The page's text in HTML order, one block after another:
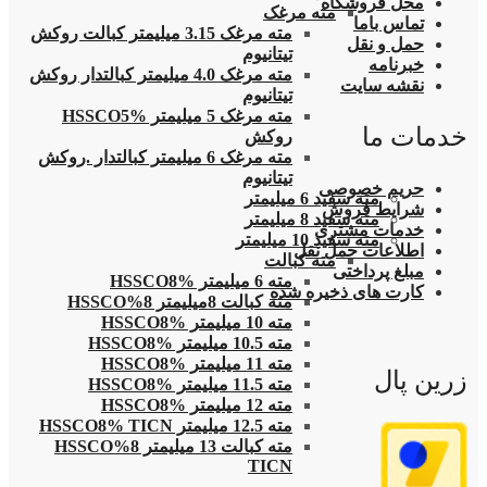
مته مرغک
مته مرغک 3.15 میلیمتر کبالت روکش
تیتانیوم
مته مرغک 4.0 میلیمتر کبالتدار روکش
تیتانیوم
مته مرغک 5 میلیمتر HSSCO5%
روکش
مته مرغک 6 میلیمتر کبالتدار .روکش
تیتانیوم
مته سفید 6 میلیمتر
مته سفید 8 میلیمتر
مته سفید 10 میلیمتر
مته کبالت
مته 6 میلیمتر HSSCO8%
مته کبالت 8میلیمتر 8%HSSCO
مته 10 میلیمتر HSSCO8%
مته 10.5 میلیمتر HSSCO8%
مته 11 میلیمتر HSSCO8%
مته 11.5 میلیمتر HSSCO8%
مته 12 میلیمتر HSSCO8%
مته 12.5 میلیمتر HSSCO8% TICN
مته کبالت 13 میلیمتر 8%HSSCO
TICN
تماس باما
حمل و نقل
خبرنامه
نقشه سایت
خدمات ما
حریم خصوصی
شرایط فروش
خدمات مشتری
اطلاعات حمل نقل
مبلغ پرداختی
کارت های ذخیره شده
زرین پال